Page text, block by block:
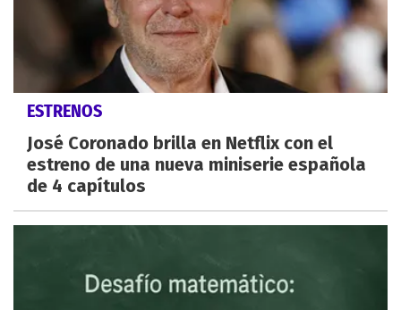
ESTRENOS
José Coronado brilla en Netflix con el
estreno de una nueva miniserie española
de 4 capítulos